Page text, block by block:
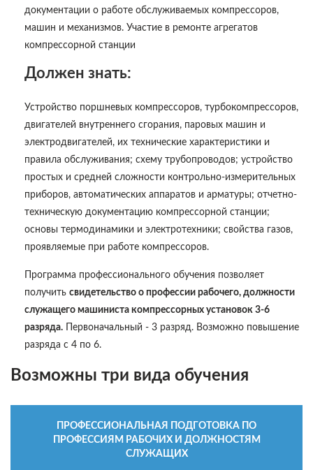
документации о работе обслуживаемых компрессоров,
машин и механизмов. Участие в ремонте агрегатов
компрессорной станции
Должен знать:
Устройство поршневых компрессоров, турбокомпрессоров,
двигателей внутреннего сгорания, паровых машин и
электродвигателей, их технические характеристики и
правила обслуживания; схему трубопроводов; устройство
простых и средней сложности контрольно-измерительных
приборов, автоматических аппаратов и арматуры; отчетно-
техническую документацию компрессорной станции;
основы термодинамики и электротехники; свойства газов,
проявляемые при работе компрессоров.
Программа профессионального обучения позволяет
получить свидетельство о профессии рабочего, должности
служащего машиниста компрессорных установок 3-6
разряда. Первоначальный - 3 разряд. Возможно повышение
разряда с 4 по 6.
Возможны три вида обучения
ПРОФЕССИОНАЛЬНАЯ ПОДГОТОВКА ПО
ПРОФЕССИЯМ РАБОЧИХ И ДОЛЖНОСТЯМ
СЛУЖАЩИХ